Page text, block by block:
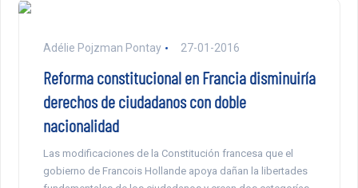
Adélie Pojzman Pontay 27-01-2016
Reforma constitucional en Francia disminuiría
derechos de ciudadanos con doble
nacionalidad
Las modificaciones de la Constitución francesa que el
gobierno de Francois Hollande apoya dañan la libertades